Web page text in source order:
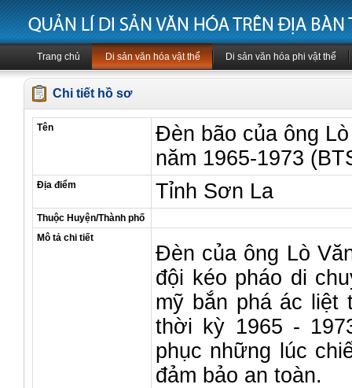
Trang chủ Di sản văn hóa vật thể Di sản văn hóa phi vật thể
Chi tiết hồ sơ
Tên
Đèn bão của ông
năm 1965-1973
Địa điểm Tỉnh Sơn La
Thuộc Huyện/Thành phố
Mô tả chi tiết
Đèn của ông Lò
đội kéo pháo di
mỹ bắn phá ác liệt
thời kỳ 1965 -
phục những lúc
đảm bảo an toàn.